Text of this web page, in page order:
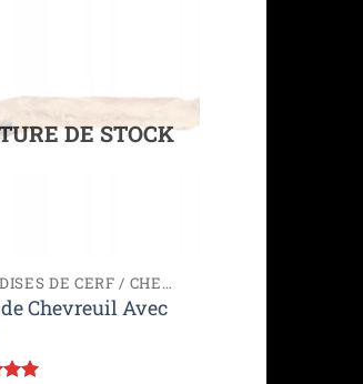
de
DE STOCK
FRIANDISES DE CERF / CHEVREUIL
Chevreuil Avec